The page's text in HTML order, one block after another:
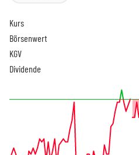
Kurs
Börsenwert
KGV
Dividende